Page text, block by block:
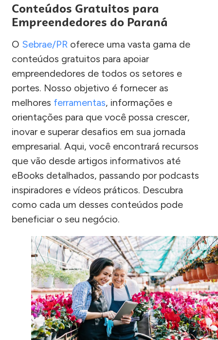
Conteúdos Gratuitos para
Empreendedores do Paraná
O Sebrae/PR oferece uma vasta gama de
conteúdos gratuitos para apoiar
empreendedores de todos os setores e
portes. Nosso objetivo é fornecer as
melhores ferramentas, informações e
orientações para que você possa crescer,
inovar e superar desafios em sua jornada
empresarial. Aqui, você encontrará recursos
que vão desde artigos informativos até
eBooks detalhados, passando por podcasts
inspiradores e vídeos práticos. Descubra
como cada um desses conteúdos pode
beneficiar o seu negócio.